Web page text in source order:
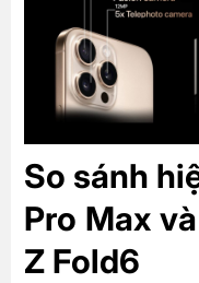
So sánh
Pro Max
Z Fold6